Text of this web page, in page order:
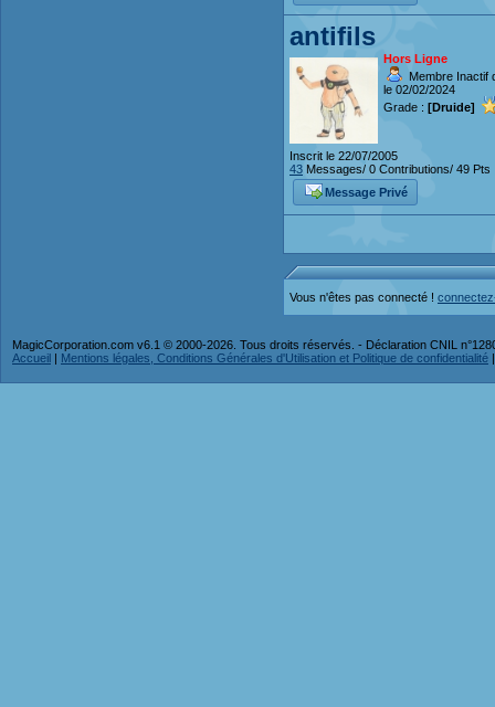
antifils
Hors Ligne
Membre Inactif
le 02/02/2024
Grade : [Druide]
Inscrit le 22/07/2005
43 Messages/ 0 Contributions/ 49 Pts
Message Privé
Vous n'êtes pas connecté !
MagicCorporation.com v6.1 © 2000-2026. Tous droits réservés. - Déclaration CNIL
Accueil | Mentions légales, Conditions Générales d'Utilisation et Politique de confidentialité